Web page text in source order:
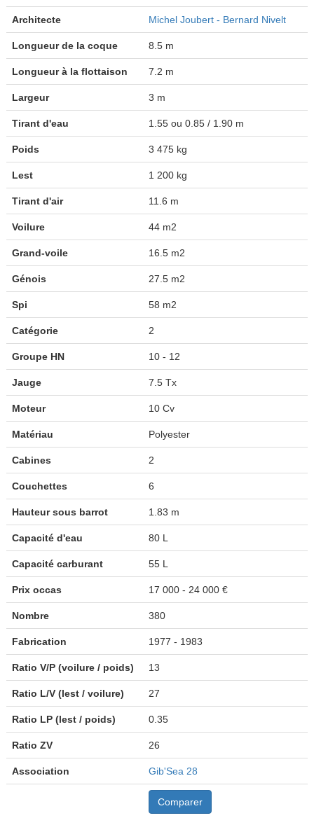
Architecte Michel Joubert - Bernard Nivelt
Longueur de la coque 8.5 m
Longueur à la flottaison 7.2 m
Largeur 3 m
Tirant d'eau 1.55 ou 0.85 / 1.90 m
Poids 3 475 kg
Lest 1 200 kg
Tirant d'air 11.6 m
Voilure 44 m2
Grand-voile 16.5 m2
Génois 27.5 m2
Spi 58 m2
Catégorie 2
Groupe HN 10 - 12
Jauge 7.5 Tx
Moteur 10 Cv
Matériau Polyester
Cabines 2
Couchettes 6
Hauteur sous barrot 1.83 m
Capacité d'eau 80 L
Capacité carburant 55 L
Prix occas 17 000 - 24 000 €
Nombre 380
Fabrication 1977 - 1983
Ratio V/P (voilure / poids) 13
Ratio L/V (lest / voilure) 27
Ratio LP (lest / poids) 0.35
Ratio ZV 26
Association Gib'Sea 28
Comparer